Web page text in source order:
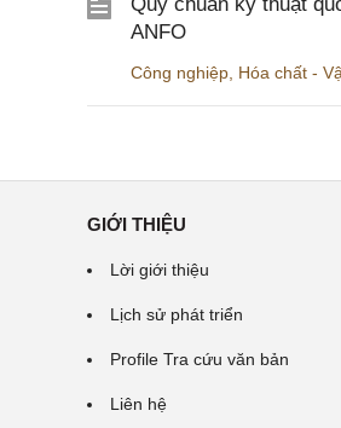
ANFO
Công nghiệp Hóa chất -
GIỚI THIỆU
Lời giới thiệu
Lịch sử phát triển
Profile Tra cứu văn bản
Liên hệ